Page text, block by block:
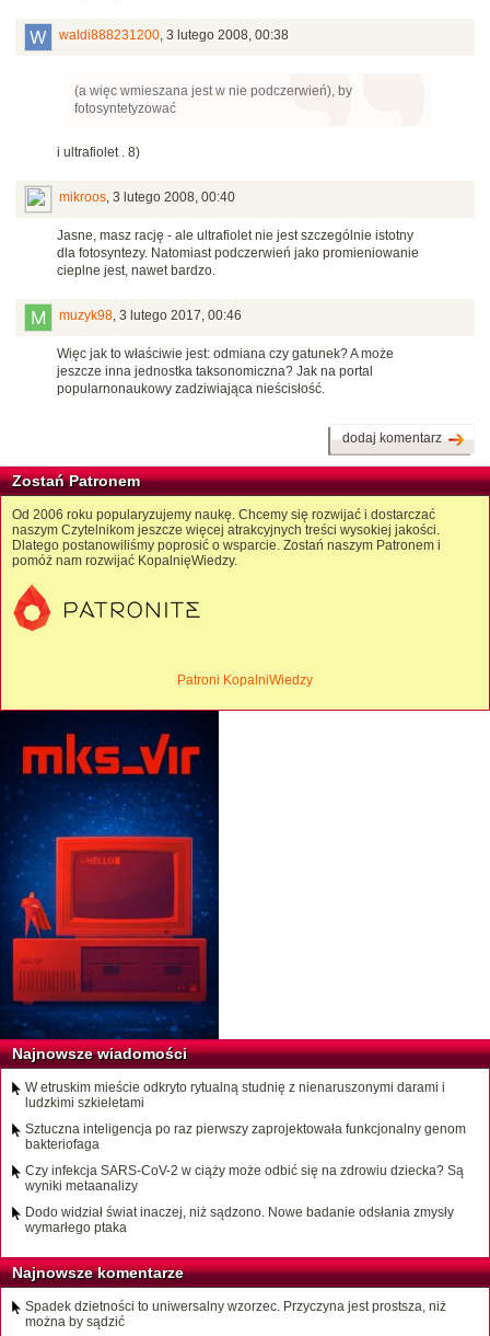
waldi888231200, 3 lutego 2008, 00:38
(a więc wmieszana jest w nie podczerwień), by
fotosyntetyzować
i ultrafiolet . 8)
mikroos, 3 lutego 2008, 00:40
Jasne, masz rację - ale ultrafiolet nie jest szczególnie istotny
dla fotosyntezy. Natomiast podczerwień jako promieniowanie
cieplne jest, nawet bardzo.
muzyk98, 3 lutego 2017, 00:46
Więc jak to właściwie jest: odmiana czy gatunek? A może
jeszcze inna jednostka taksonomiczna? Jak na portal
popularnonaukowy zadziwiająca nieścisłość.
dodaj komentarz
Zostań Patronem
Od 2006 roku popularyzujemy naukę. Chcemy się rozwijać i dostarczać
naszym Czytelnikom jeszcze więcej atrakcyjnych treści wysokiej jakości.
Dlatego postanowiliśmy poprosić o wsparcie. Zostań naszym Patronem i
pomóż nam rozwijać KopalnięWiedzy.
Patroni KopalniWiedzy
Najnowsze wiadomości
W etruskim mieście odkryto rytualną studnię z nienaruszonymi darami i
ludzkimi szkieletami
Sztuczna inteligencja po raz pierwszy zaprojektowała funkcjonalny genom
bakteriofaga
Czy infekcja SARS-CoV-2 w ciąży może odbić się na zdrowiu dziecka? Są
wyniki metaanalizy
Dodo widział świat inaczej, niż sądzono. Nowe badanie odsłania zmysły
wymarłego ptaka
Najnowsze komentarze
Spadek dzietności to uniwersalny wzorzec. Przyczyna jest prostsza, niż
można by sądzić